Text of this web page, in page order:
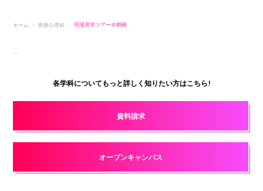
ホーム 医療心理科 現場見学ツアー＠鶴橋
各学科についてもっと詳しく知りたい方はこちら!
資料請求
オープンキャンパス